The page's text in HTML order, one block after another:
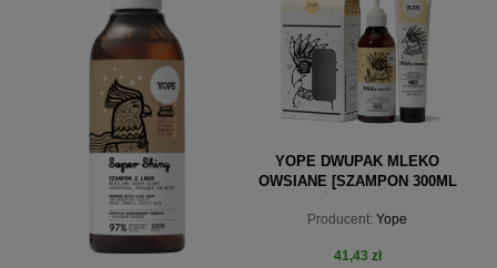
YOPE DWUPAK MLEKO
OWSIANE [SZAMPON 300ML
Producent: Yope
41,43 zł